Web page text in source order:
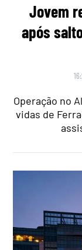
Jovem
após
Operação no
vidas de